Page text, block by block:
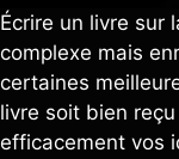
Écrire un livre sur
complexe mais
certaines
livre soit bien
efficacement vos